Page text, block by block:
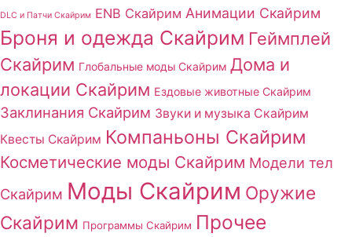
DLC и Патчи Скайрим ENB Скайрим Анимации Скайрим
Броня и одежда Скайрим Геймплей
Скайрим Глобальные моды Скайрим Дома и
локации Скайрим Ездовые животные Скайрим
Заклинания Скайрим Звуки и музыка Скайрим
Квесты Скайрим Компаньоны Скайрим
Косметические моды Скайрим Модели тел
Скайрим Моды Скайрим Оружие
Скайрим Программы Скайрим Прочее